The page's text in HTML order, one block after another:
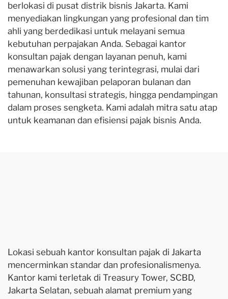
berlokasi di pusat distrik bisnis Jakarta. Kami
menyediakan lingkungan yang profesional dan tim
ahli yang berdedikasi untuk melayani semua
kebutuhan perpajakan Anda. Sebagai kantor
konsultan pajak dengan layanan penuh, kami
menawarkan solusi yang terintegrasi, mulai dari
pemenuhan kewajiban pelaporan bulanan dan
tahunan, konsultasi strategis, hingga pendampingan
dalam proses sengketa. Kami adalah mitra satu atap
untuk keamanan dan efisiensi pajak bisnis Anda.
Lokasi sebuah kantor konsultan pajak di Jakarta
mencerminkan standar dan profesionalismenya.
Kantor kami terletak di Treasury Tower, SCBD,
Jakarta Selatan, sebuah alamat premium yang